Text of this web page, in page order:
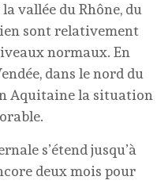
vallée du Rhône, du
sont relativement
normaux. En
dans le nord du
Aquitaine la situation
s’étend jusqu’à
deux mois pour